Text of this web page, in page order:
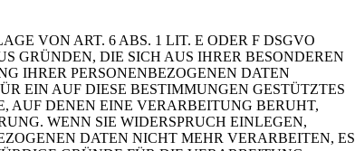
VON ART. 6 ABS. 1 LIT. E ODER F DSGVO
GRÜNDEN, DIE SICH AUS IHRER BESONDEREN
IHRER PERSONENBEZOGENEN DATEN
EIN AUF DIESE BESTIMMUNGEN GESTÜTZTES
AUF DENEN EINE VERARBEITUNG BERUHT,
WENN SIE WIDERSPRUCH EINLEGEN,
DATEN NICHT MEHR VERARBEITEN, ES